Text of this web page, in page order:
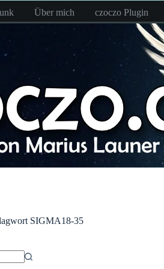
Über mich czoczo Plugin
SIGMA18-35